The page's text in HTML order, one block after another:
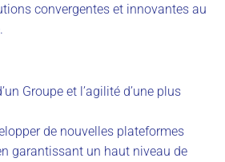
convergentes et innovantes au
Groupe et l’agilité d’une plus
de nouvelles plateformes
garantissant un haut niveau de